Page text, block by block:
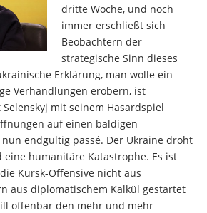
dritte Woche, und noch
immer erschließt sich
Beobachtern der
strategische Sinn dieses
Erklärung, man wolle ein
Verhandlungen erobern, ist
mit seinem Hasardspiel
auf einen baldigen
endgültig passé. Der Ukraine droht
humanitäre Katastrophe. Es ist
Kursk-Offensive nicht aus
aus diplomatischem Kalkül gestartet
offenbar den mehr und mehr